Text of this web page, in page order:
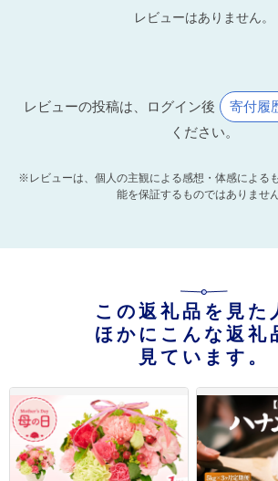
レビューはありません。
レビューの投稿は、ログイン後 寄付履
ください。
※レビューは、個人の主観による感想・体感による
能を保証するものではありません
この返礼品を見た
ほかにこんな返礼
見ています。